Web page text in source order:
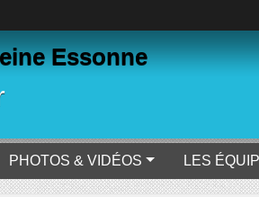
Essonne
PHOTOS & VIDÉOS LES